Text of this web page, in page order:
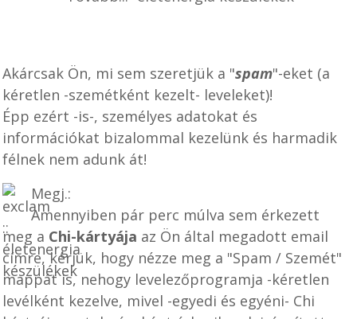
Akárcsak Ön, mi sem szeretjük a "spam"-eket (a
kéretlen -szemétként kezelt- leveleket)!
Épp ezért -is-, személyes adatokat és
információkat bizalommal kezelünk és harmadik
félnek nem adunk át!
Megj.:
Amennyiben pár perc múlva sem érkezett
meg a Chi-kártyája az Ön által megadott email
címre, kérjük, hogy nézze meg a "Spam / Szemét"
mappát is, nehogy levelezőprogramja -kéretlen
levélként kezelve, mivel -egyedi és egyéni- Chi